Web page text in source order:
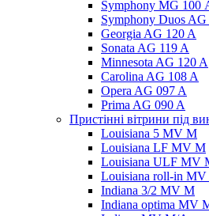
Symphony MG 100
Symphony Duos
Georgia AG 120 A
Sonata AG 119 A
Minnesota AG 120 A
Carolina AG 108 A
Opera AG 097 A
Prima AG 090 A
Пристінні вітрини під
Louisiana 5 MV M
Louisiana LF MV M
Louisiana ULF MV
Louisiana roll-in
Indiana 3/2 MV M
Indiana optima MV